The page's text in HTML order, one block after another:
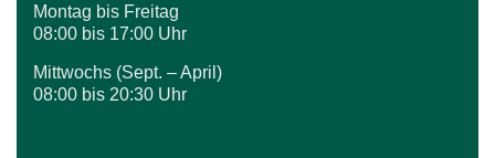
Montag bis Freitag
08:00 bis 17:00 Uhr
Mittwochs (Sept. – April)
08:00 bis 20:30 Uhr